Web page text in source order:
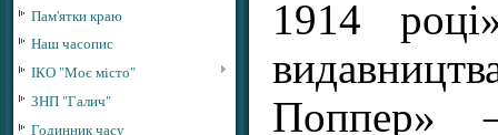
Пам'ятки краю
Наш часопис
ІКО "Моє місто"
ЗНП "Галич"
Годинник часу
1914
Поппер»